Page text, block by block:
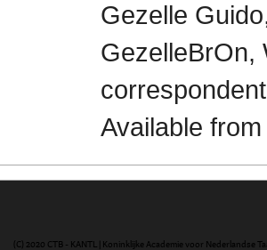
Gezelle
GezelleBrOn,
Available
(C) 2020 CTB - KANTL | Koninklijke Academie voor Nederlandse